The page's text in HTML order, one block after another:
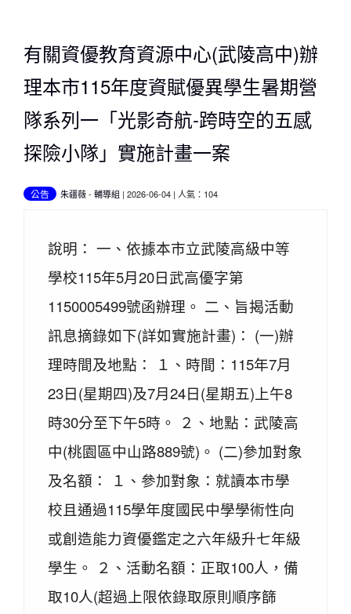
有關資優教育資源中心(武陵高中)辦
理本市115年度資賦優異學生暑期營
隊系列一「光影奇航-跨時空的五感
探險小隊」實施計畫一案
公告 朱疆薇- 輔導組 | 2026-06-04 | 人氣：104
說明： 一、依據本市立武陵高級中等
學校115年5月20日武高優字第
1150005499號函辦理。 二、旨揭活動
訊息摘錄如下(詳如實施計畫)： (一)辦
理時間及地點： １、時間：115年7月
23日(星期四)及7月24日(星期五)上午8
時30分至下午5時。 ２、地點：武陵高
中(桃園區中山路889號)。 (二)參加對象
及名額： １、參加對象：就讀本市學
校且通過115學年度國民中學學術性向
或創造能力資優鑑定之六年級升七年級
學生。 ２、活動名額：正取100人，備
取10人(超過上限依錄取原則順序篩